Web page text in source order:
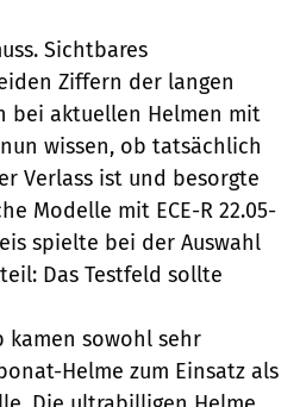
Sichtbares
Ziffern der langen
bei aktuellen Helmen mit
nun wissen, ob tatsächlich
Verlass ist und besorgte
Modelle mit ECE-R 22.05-
spielte bei der Auswahl
Das Testfeld sollte
kamen sowohl sehr
Helme zum Einsatz als